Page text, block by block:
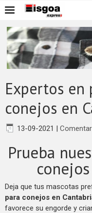
Expertos en
conejos en
13-09-2021 |
Prueba
Deja que tus mascotas
para conejos en
favorece su engorde y